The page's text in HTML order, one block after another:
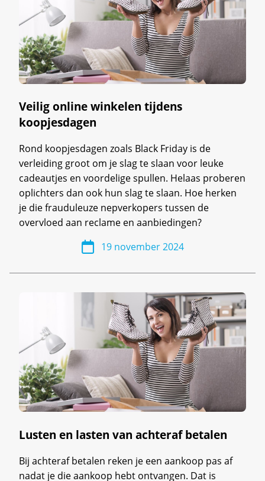
Veilig online winkelen tijdens
koopjesdagen
Rond koopjesdagen zoals Black Friday is de
verleiding groot om je slag te slaan voor leuke
cadeautjes en voordelige spullen. Helaas proberen
oplichters dan ook hun slag te slaan. Hoe herken
je die frauduleuze nepverkopers tussen de
overvloed aan reclame en aanbiedingen?
19 november 2024
Lusten en lasten van achteraf betalen
Bij achteraf betalen reken je een aankoop pas af
nadat je die aankoop hebt ontvangen. Dat is